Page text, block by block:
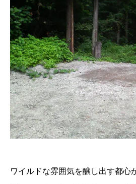
ワイルドな雰囲気を醸し出す都心